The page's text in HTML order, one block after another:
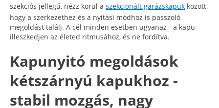
szekciós jellegű, nézz körül a szekcionált garázskapuk között,
hogy a szerkezethez és a nyitási módhoz is passzoló
megoldást találj. A cél minden esetben ugyanaz - a kapu
illeszkedjen az életed ritmusához, és ne fordítva.
Kapunyitó megoldások
kétszárnyú kapukhoz -
stabil mozgás, nagy